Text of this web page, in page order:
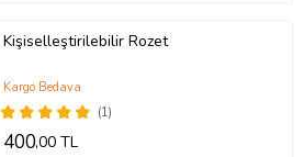
Kişiselleştirilebilir Rozet
(1)
Kargo Bedava
400,00 TL